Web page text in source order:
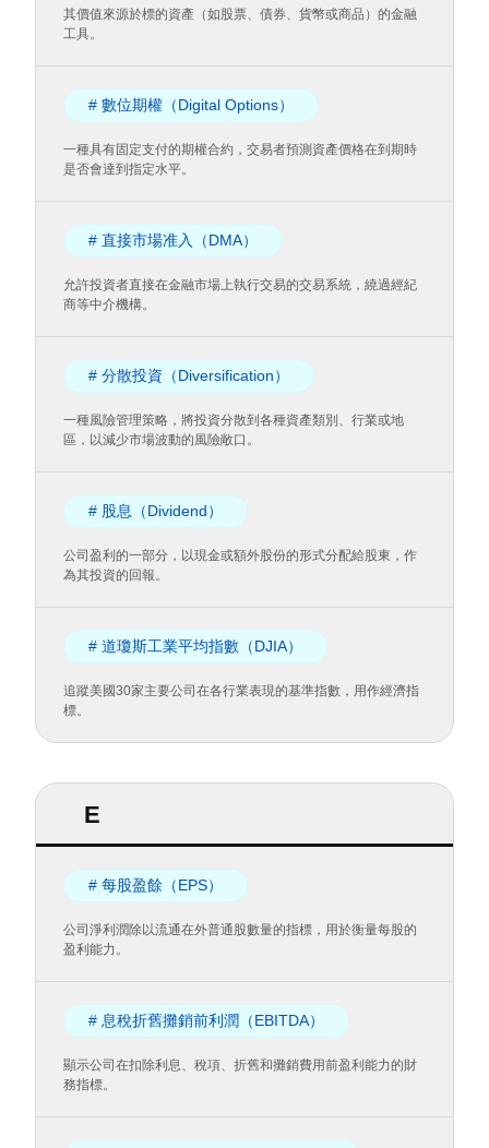
其價值來源於標的資產（如股票、債券、貨幣或商品）的金融
工具。
# 數位期權（Digital Options）
一種具有固定支付的期權合約，交易者預測資產價格在到期時
是否會達到指定水平。
# 直接市場准入（DMA）
允許投資者直接在金融市場上執行交易的交易系統，繞過經紀
商等中介機構。
# 分散投資（Diversification）
一種風險管理策略，將投資分散到各種資產類別、行業或地
區，以減少市場波動的風險敞口。
# 股息（Dividend）
公司盈利的一部分，以現金或額外股份的形式分配給股東，作
為其投資的回報。
# 道瓊斯工業平均指數（DJIA）
追蹤美國30家主要公司在各行業表現的基準指數，用作經濟指
標。
E
# 每股盈餘（EPS）
公司淨利潤除以流通在外普通股數量的指標，用於衡量每股的
盈利能力。
# 息稅折舊攤銷前利潤（EBITDA）
顯示公司在扣除利息、稅項、折舊和攤銷費用前盈利能力的財
務指標。